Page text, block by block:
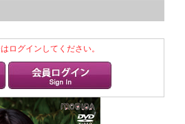
ログインしてください。